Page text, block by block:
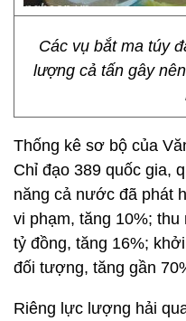
Các vụ bắt ma túy
lượng cả tấn gây
Thống kê sơ bộ của
Chỉ đạo 389 quốc gia,
năng cả nước đã phát
vi phạm, tăng 10%;
tỷ đồng, tăng 16%;
đối tượng, tăng gần
Riêng lực lượng hải